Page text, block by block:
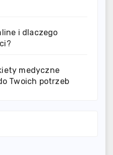
i dlaczego
medyczne
Twoich potrzeb